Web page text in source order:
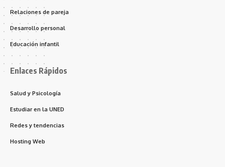
Relaciones de pareja
Desarrollo personal
Educación infantil
Enlaces Rápidos
Salud y Psicología
Estudiar en la UNED
Redes y tendencias
Hosting Web